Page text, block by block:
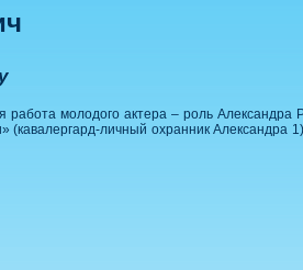
молодого актера – роль Александра
личный охранник Александра